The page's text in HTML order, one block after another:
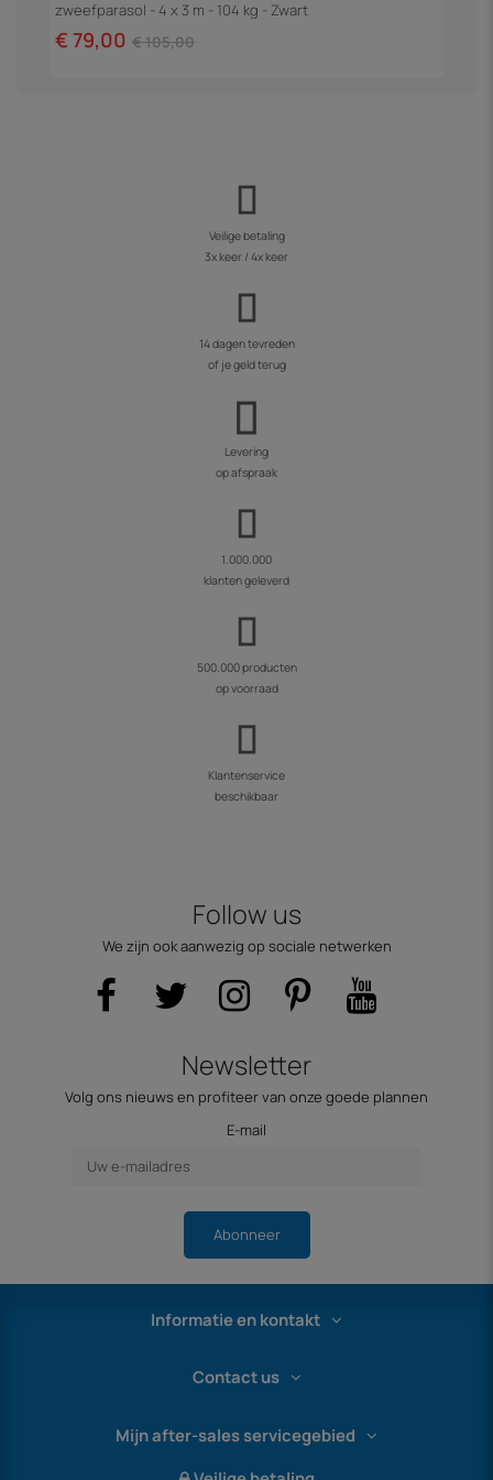
zweefparasol - 4 x 3 m - 104 kg - Zwart
€ 79,00 € 105,00
Veilige betaling
3x keer / 4x keer
14 dagen tevreden
of je geld terug
Levering
op afspraak
1.000.000
klanten geleverd
500.000 producten
op voorraad
Klantenservice
beschikbaar
Follow us
We zijn ook aanwezig op sociale netwerken
Newsletter
Volg ons nieuws en profiteer van onze goede plannen
E-mail
Abonneer
Informatie en kontakt
Contact us
Mijn after-sales servicegebied